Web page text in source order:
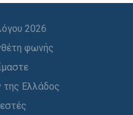
2026
φωνής
Ελλάδος